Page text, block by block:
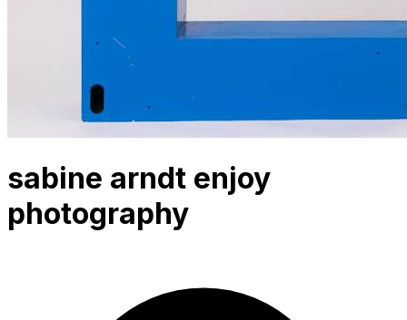
sabine arndt enjoy
photography